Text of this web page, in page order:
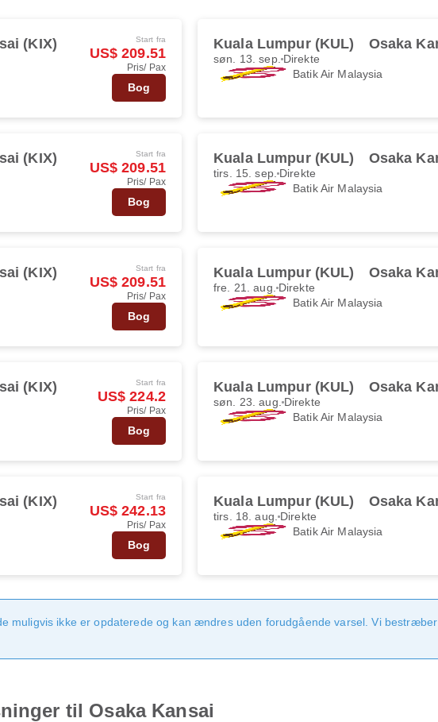
(KIX) Start fra
US$ 209.51
Pris/ Pax
Bog
Kuala Lumpur (KUL) Osaka
søn. 13. sep. Direkte
Batik Air Malaysia
(KIX) Start fra
US$ 209.51
Pris/ Pax
Bog
Kuala Lumpur (KUL) Osaka
tirs. 15. sep. Direkte
Batik Air Malaysia
(KIX) Start fra
US$ 209.51
Pris/ Pax
Bog
Kuala Lumpur (KUL) Osaka
fre. 21. aug. Direkte
Batik Air Malaysia
(KIX) Start fra
US$ 224.2
Pris/ Pax
Bog
Kuala Lumpur (KUL) Osaka
søn. 23. aug. Direkte
Batik Air Malaysia
(KIX) Start fra
US$ 242.13
Pris/ Pax
Bog
Kuala Lumpur (KUL) Osaka
tirs. 18. aug. Direkte
Batik Air Malaysia
muligvis ikke er opdaterede og kan ændres uden forudgående varsel. Vi
til Osaka Kansai